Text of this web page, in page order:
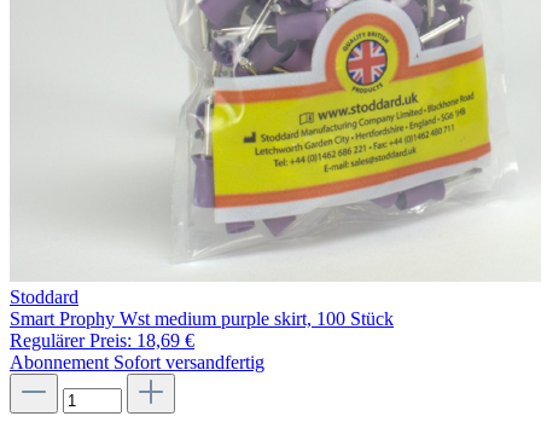
Stoddard
Smart Prophy Wst medium purple skirt, 100 Stück
Regulärer Preis: 18,69 €
Abonnement Sofort versandfertig